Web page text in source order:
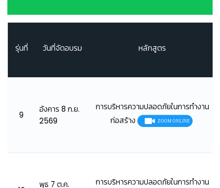
รุ่นที่ วันที่จัดอบรม หลักสูตร
9
อังคาร 8 ก.ย.
2569
การบริหารความปลอดภัยในการทำงาน
ก่อสร้าง
พุธ 7 ต.ค.
การบริหารความปลอดภัยในการทำงาน